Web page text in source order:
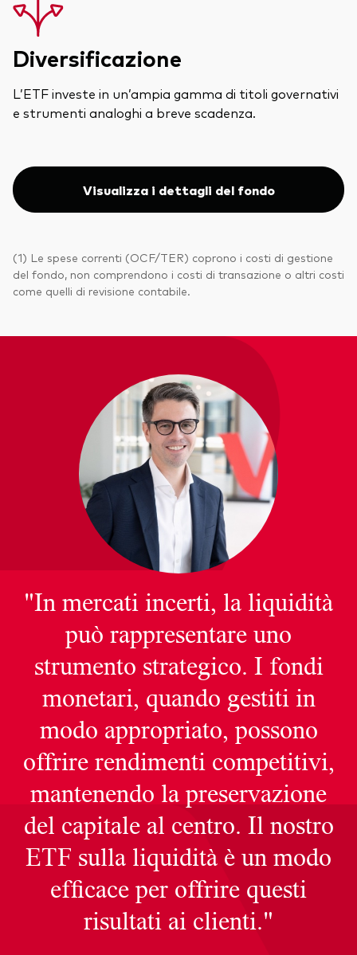
Diversificazione
L’ETF investe in un’ampia gamma di titoli governativi
e strumenti analoghi a breve scadenza.
Visualizza i dettagli del fondo
(1) Le spese correnti (OCF/TER) coprono i costi di gestione
del fondo, non comprendono i costi di transazione o altri costi
come quelli di revisione contabile.
"In mercati incerti, la liquidità
può rappresentare uno
strumento strategico. I fondi
monetari, quando gestiti in
modo appropriato, possono
offrire rendimenti competitivi,
mantenendo la preservazione
del capitale al centro. Il nostro
ETF sulla liquidità è un modo
efficace per offrire questi
risultati ai clienti."